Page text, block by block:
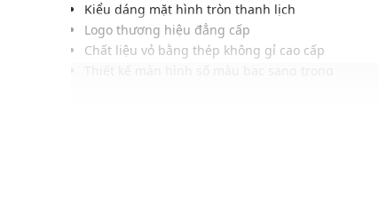
Kiểu dáng mặt hình tròn thanh lịch
Logo thương hiệu đẳng cấp
Chất liệu vỏ bằng thép không gỉ cao cấp